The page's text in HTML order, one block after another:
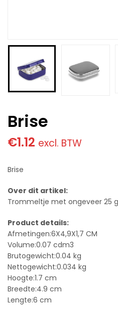
Brise
€1.12 excl. BTW
Brise
Over dit artikel:
Trommeltje met ongeveer 25
Product details:
Afmetingen:6X4,9X1,7 CM
Volume:0.07 cdm3
Brutogewicht:0.04 kg
Nettogewicht:0.034 kg
Hoogte:1.7 cm
Breedte:4.9 cm
Lengte:6 cm